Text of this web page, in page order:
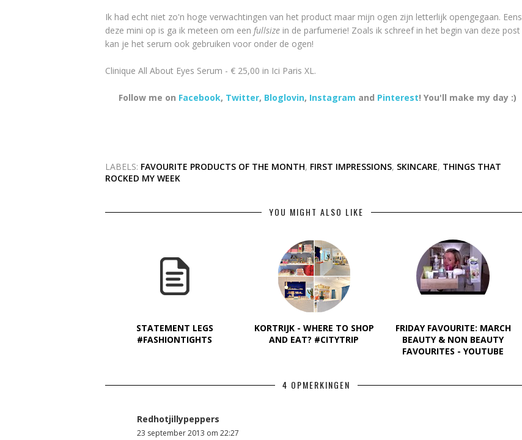
Ik had echt niet zo'n hoge verwachtingen van het product maar mijn ogen zijn letterlijk opengegaan. Eens
deze mini op is ga ik meteen om een fullsize in de parfumerie! Zoals ik schreef in het begin van deze post
kan je het serum ook gebruiken voor onder de ogen!
Clinique All About Eyes Serum - € 25,00 in Ici Paris XL.
Follow me on Facebook, Twitter, Bloglovin, Instagram and Pinterest! You'll make my day :)
LABELS: FAVOURITE PRODUCTS OF THE MONTH, FIRST IMPRESSIONS, SKINCARE, THINGS THAT
ROCKED MY WEEK
YOU MIGHT ALSO LIKE
STATEMENT LEGS
#FASHIONTIGHTS
KORTRIJK - WHERE TO SHOP
AND EAT? #CITYTRIP
FRIDAY FAVOURITE: MARCH
BEAUTY & NON BEAUTY
FAVOURITES - YOUTUBE
4 OPMERKINGEN
Redhotjillypeppers
23 september 2013 om 22:27